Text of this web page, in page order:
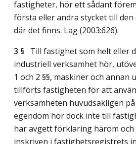
fastigheter, hör ett sådant
första eller andra stycket till den
där det finns. Lag (2003:626).
3 § Till fastighet som helt eller
industriell verksamhet hör,
1 och 2 §§, maskiner och annan
tillförts fastigheten för att
verksamheten huvudsakligen på
egendom hör dock inte till
har avgett förklaring härom
inskriven i fastighetsregistrets